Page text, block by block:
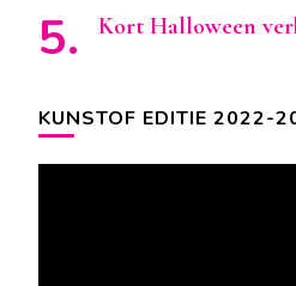
Kort Halloween
KUNSTOF EDITIE 2022-